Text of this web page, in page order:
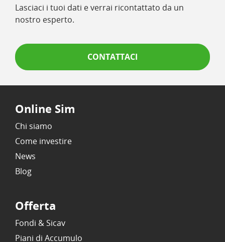
Lasciaci i tuoi dati e verrai ricontattato da un
nostro esperto.
CONTATTACI
Online Sim
Chi siamo
Come investire
News
Blog
Offerta
Fondi & Sicav
Piani di Accumulo